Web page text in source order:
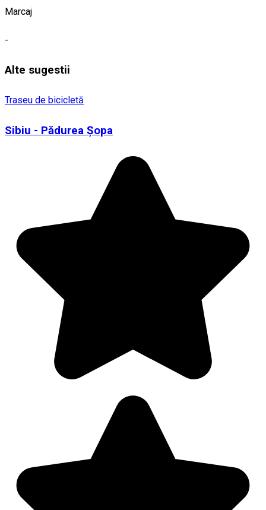
Marcaj
-
Alte sugestii
Traseu de bicicletă
Sibiu - Pădurea Șopa